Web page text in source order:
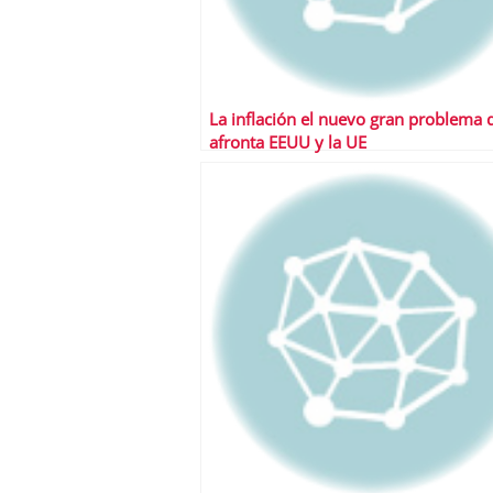
La inflación el nuevo gran problema
afronta EEUU y la UE